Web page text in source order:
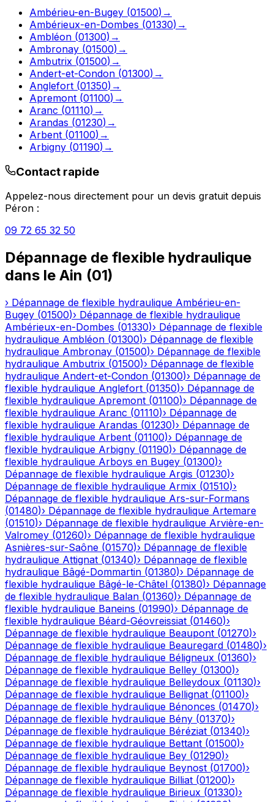
Ambérieu-en-Bugey (01500) →
Ambérieux-en-Dombes (01330) →
Ambléon (01300) →
Ambronay (01500) →
Ambutrix (01500) →
Andert-et-Condon (01300) →
Anglefort (01350) →
Apremont (01100) →
Aranc (01110) →
Arandas (01230) →
Arbent (01100) →
Arbigny (01190) →
Contact rapide
Appelez-nous directement pour un devis gratuit depuis
Péron :
09 72 65 32 50
Dépannage de flexible hydraulique
dans le Ain (01)
› Dépannage de flexible hydraulique Ambérieu-en-
Bugey (01500)› Dépannage de flexible hydraulique
Ambérieux-en-Dombes (01330)› Dépannage de flexible
hydraulique Ambléon (01300)› Dépannage de flexible
hydraulique Ambronay (01500)› Dépannage de flexible
hydraulique Ambutrix (01500)› Dépannage de flexible
hydraulique Andert-et-Condon (01300)› Dépannage de
flexible hydraulique Anglefort (01350)› Dépannage de
flexible hydraulique Apremont (01100)› Dépannage de
flexible hydraulique Aranc (01110)› Dépannage de
flexible hydraulique Arandas (01230)› Dépannage de
flexible hydraulique Arbent (01100)› Dépannage de
flexible hydraulique Arbigny (01190)› Dépannage de
flexible hydraulique Arboys en Bugey (01300)›
Dépannage de flexible hydraulique Argis (01230)›
Dépannage de flexible hydraulique Armix (01510)›
Dépannage de flexible hydraulique Ars-sur-Formans
(01480)› Dépannage de flexible hydraulique Artemare
(01510)› Dépannage de flexible hydraulique Arvière-en-
Valromey (01260)› Dépannage de flexible hydraulique
Asnières-sur-Saône (01570)› Dépannage de flexible
hydraulique Attignat (01340)› Dépannage de flexible
hydraulique Bâgé-Dommartin (01380)› Dépannage de
flexible hydraulique Bâgé-le-Châtel (01380)› Dépannage
de flexible hydraulique Balan (01360)› Dépannage de
flexible hydraulique Baneins (01990)› Dépannage de
flexible hydraulique Béard-Géovreissiat (01460)›
Dépannage de flexible hydraulique Beaupont (01270)›
Dépannage de flexible hydraulique Beauregard (01480)›
Dépannage de flexible hydraulique Béligneux (01360)›
Dépannage de flexible hydraulique Belley (01300)›
Dépannage de flexible hydraulique Belleydoux (01130)›
Dépannage de flexible hydraulique Bellignat (01100)›
Dépannage de flexible hydraulique Bénonces (01470)›
Dépannage de flexible hydraulique Bény (01370)›
Dépannage de flexible hydraulique Béréziat (01340)›
Dépannage de flexible hydraulique Bettant (01500)›
Dépannage de flexible hydraulique Bey (01290)›
Dépannage de flexible hydraulique Beynost (01700)›
Dépannage de flexible hydraulique Billiat (01200)›
Dépannage de flexible hydraulique Birieux (01330)›